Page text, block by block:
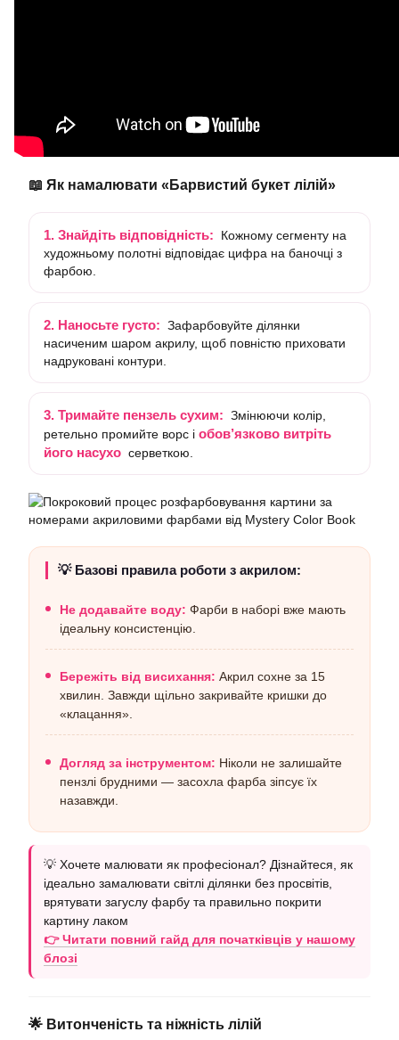
📖 Як намалювати «Барвистий букет лілій»
1. Знайдіть відповідність:
Кожному сегменту на
художньому полотні відповідає цифра на баночці з
фарбою.
2. Наносьте густо: Зафарбовуйте ділянки
насиченим шаром акрилу, щоб повністю приховати
надруковані контури.
3. Тримайте пензель сухим: Змінюючи колір,
ретельно промийте ворс і обов’язково витріть
його насухо серветкою.
💡 Базові правила роботи з акрилом:
Не додавайте воду: Фарби в наборі вже мають
ідеальну консистенцію.
Бережіть від висихання: Акрил сохне за 15
хвилин. Завжди щільно закривайте кришки до
«клацання».
Догляд за інструментом: Ніколи не залишайте
пензлі брудними — засохла фарба зіпсує їх
назавжди.
💡 Хочете малювати як професіонал? Дізнайтеся, як
ідеально замалювати світлі ділянки без просвітів,
врятувати загуслу фарбу та правильно покрити
картину лаком
👉 Читати повний гайд для початківців у нашому
блозі
🌟 Витонченість та ніжність лілій